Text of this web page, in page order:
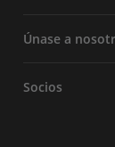
Únase a
Socios